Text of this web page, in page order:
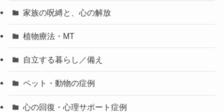
家族の呪縛と、心の解放
植物療法・MT
自立する暮らし／備え
ペット・動物の症例
心の回復・心理サポート症例